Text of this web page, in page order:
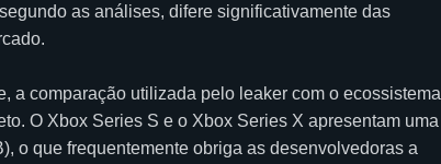
as análises, difere significativamente das
a comparação utilizada pelo leaker com o ecossistema
O Xbox Series S e o Xbox Series X apresentam uma
o que frequentemente obriga as desenvolvedoras a